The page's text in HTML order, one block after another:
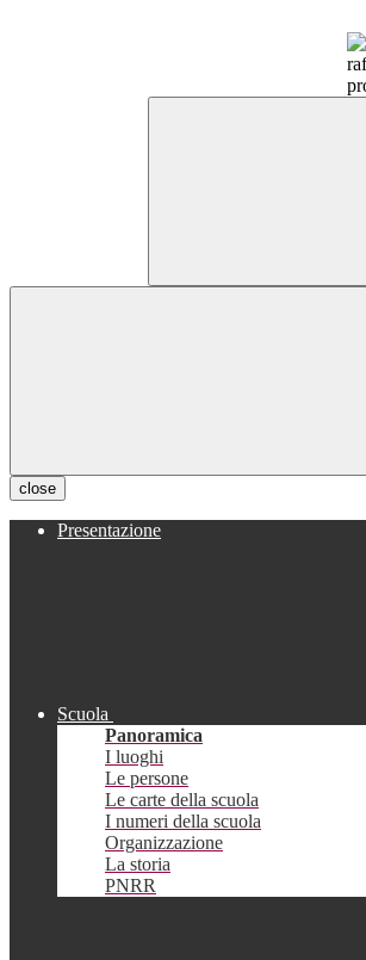
close
Presentazione
Scuola
Panoramica
I luoghi
Le persone
Le carte della scuola
I numeri della scuola
Organizzazione
La storia
PNRR